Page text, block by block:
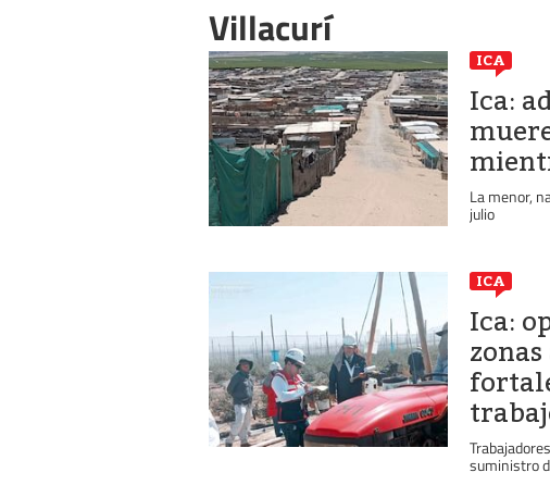
Villacurí
ICA
Ica:
La menor,
julio
ICA
Ica:
suministro